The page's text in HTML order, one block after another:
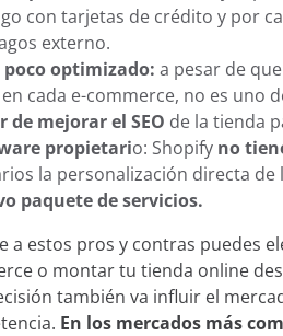
con tarjetas de crédito y por
externo.
poco optimizado: a pesar de
cada e-commerce, no es uno
de mejorar el SEO de la tienda
propietario: Shopify no
la personalización directa de
paquete de servicios.
a estos pros y contras puedes
o montar tu tienda online
también va influir el
En los mercados más